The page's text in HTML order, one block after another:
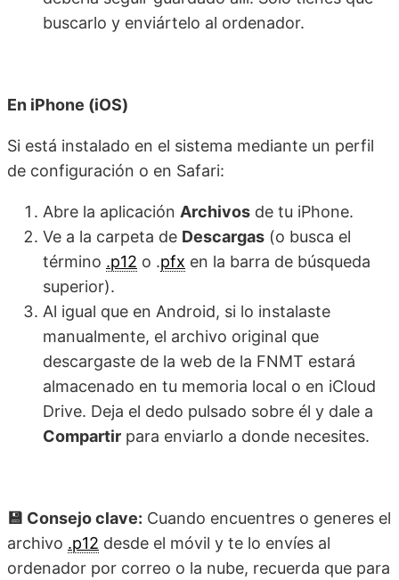
buscarlo y enviártelo al ordenador.
En iPhone (iOS)
Si está instalado en el sistema mediante un perfil
de configuración o en Safari:
Abre la aplicación Archivos de tu iPhone.
Ve a la carpeta de Descargas (o busca el
término .p12 o .pfx en la barra de búsqueda
superior).
Al igual que en Android, si lo instalaste
manualmente, el archivo original que
descargaste de la web de la FNMT estará
almacenado en tu memoria local o en iCloud
Drive. Deja el dedo pulsado sobre él y dale a
Compartir para enviarlo a donde necesites.
💾 Consejo clave: Cuando encuentres o generes el
archivo .p12 desde el móvil y te lo envíes al
ordenador por correo o la nube, recuerda que para